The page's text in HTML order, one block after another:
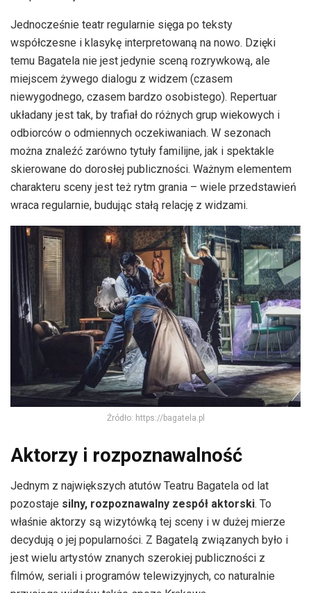
Jednocześnie teatr regularnie sięga po teksty
współczesne i klasykę interpretowaną na nowo. Dzięki
temu Bagatela nie jest jedynie sceną rozrywkową, ale
miejscem żywego dialogu z widzem (czasem
niewygodnego, czasem bardzo osobistego). Repertuar
układany jest tak, by trafiał do różnych grup wiekowych i
odbiorców o odmiennych oczekiwaniach. W sezonach
można znaleźć zarówno tytuły familijne, jak i spektakle
skierowane do dorosłej publiczności. Ważnym elementem
charakteru sceny jest też rytm grania – wiele przedstawień
wraca regularnie, budując stałą relację z widzami.
Źródło: https://bagatela.pl
Aktorzy i rozpoznawalność
Jednym z największych atutów Teatru Bagatela od lat
pozostaje silny, rozpoznawalny zespół aktorski. To
właśnie aktorzy są wizytówką tej sceny i w dużej mierze
decydują o jej popularności. Z Bagatelą związanych było i
jest wielu artystów znanych szerokiej publiczności z
filmów, seriali i programów telewizyjnych, co naturalnie